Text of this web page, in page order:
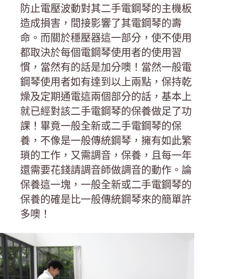
防止電壓波動對其二手電鋼琴的主機板
造成損害，間接影響了其電鋼琴的壽
命。而關於穩壓器這一部分，使不使用
都取決於每個電鋼琴使用者的使用習
慣，當然有的話是加分噢！當然一般電
鋼琴使用者如有達到以上兩點，保持乾
燥及定期通電這兩個部分的話，基本上
就已經對該二手電鋼琴的保養做足了功
課！畢竟一般全新或二手電鋼琴的保
養，不像是一般傳統鋼琴，擁有如此繁
瑣的工作，又需調音，保養，且每一年
還需要花錢請調音師做調音的動作。論
保養這一塊，一般全新或二手電鋼琴的
保養的確是比一般傳統鋼琴來的簡單許
多噢！